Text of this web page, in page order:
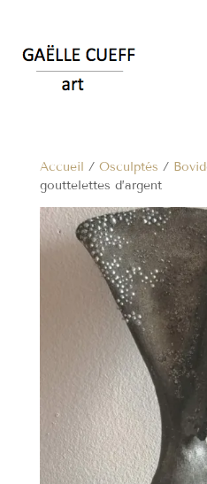
Accueil / Osculptés /
gouttelettes d’argent